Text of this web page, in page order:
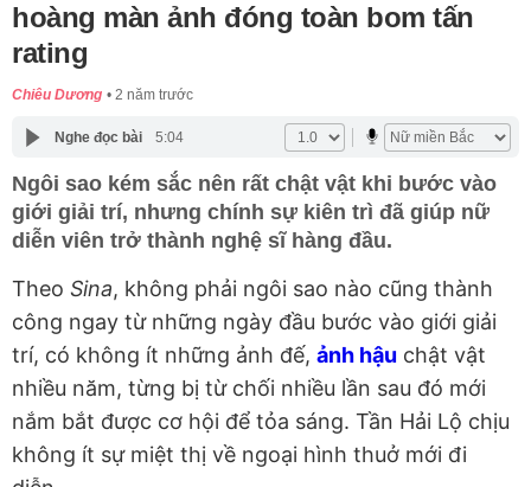
hoàng màn ảnh đóng toàn bom tấn
rating
Chiêu Dương 2 năm trước
Nghe đọc bài 5:04
Ngôi sao kém sắc nên rất chật vật khi bước vào
giới giải trí, nhưng chính sự kiên trì đã giúp nữ
diễn viên trở thành nghệ sĩ hàng đầu.
Theo Sina, không phải ngôi sao nào cũng thành
công ngay từ những ngày đầu bước vào giới giải
trí, có không ít những ảnh đế, ảnh hậu chật vật
nhiều năm, từng bị từ chối nhiều lần sau đó mới
nắm bắt được cơ hội để tỏa sáng. Tần Hải Lộ chịu
không ít sự miệt thị về ngoại hình thuở mới đi